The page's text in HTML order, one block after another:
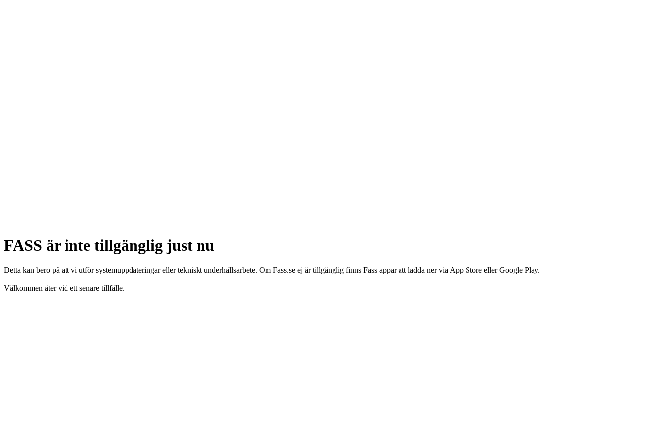
FASS är inte tillgänglig just nu
Detta kan bero på att vi utför systemuppdateringar eller tekniskt underhållsarbete. Om Fass.se ej är tillgänglig finns Fass appar att ladda ner via App Store eller Google Play.
Välkommen åter vid ett senare tillfälle.